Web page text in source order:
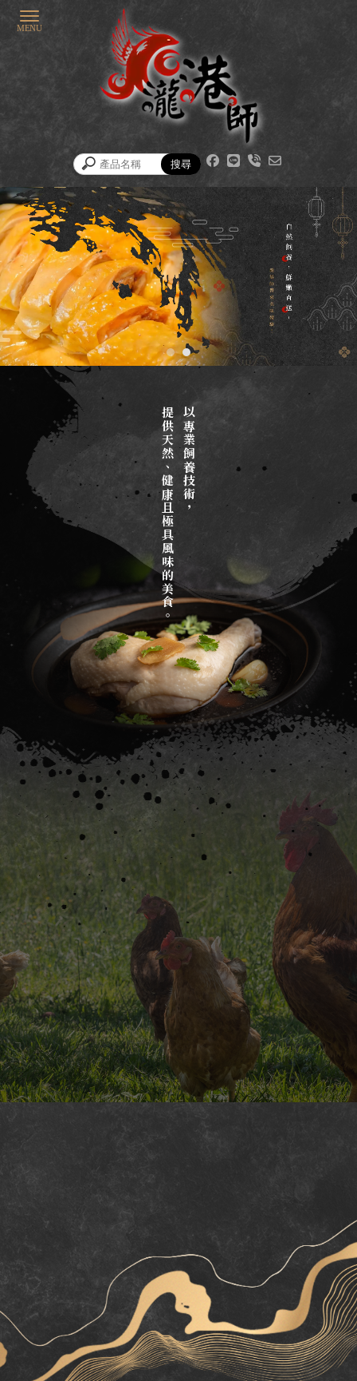
雞肉
台北雞肉
新莊區雞肉
三重區雞肉
雞肉大盤商 以專業飼養技術，
提供天然、健康且極具風味的美食。